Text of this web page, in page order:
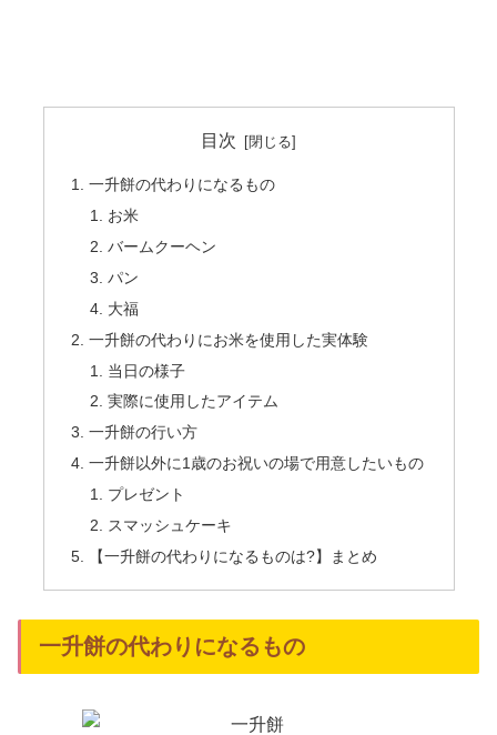
目次
一升餅の代わりになるもの
お米
バームクーヘン
パン
大福
一升餅の代わりにお米を使用した実体験
当日の様子
実際に使用したアイテム
一升餅の行い方
一升餅以外に1歳のお祝いの場で用意したいもの
プレゼント
スマッシュケーキ
【一升餅の代わりになるものは?】まとめ
一升餅の代わりになるもの